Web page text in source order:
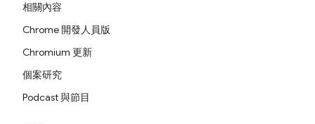
相關內容
Chrome 開發人員版
Chromium 更新
個案研究
Podcast 與節目